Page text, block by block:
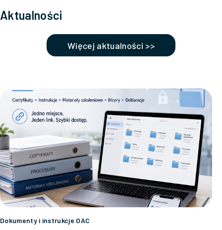
Aktualności
Więcej aktualności >>
Dokumenty i instrukcje OAC